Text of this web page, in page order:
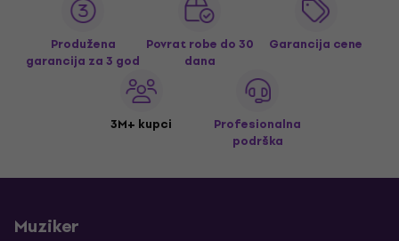
Produžena
garancija za 3 god
Povrat robe do 30
dana
Garancija cene
3M+ kupci
Profesionalna
podrška
Muziker